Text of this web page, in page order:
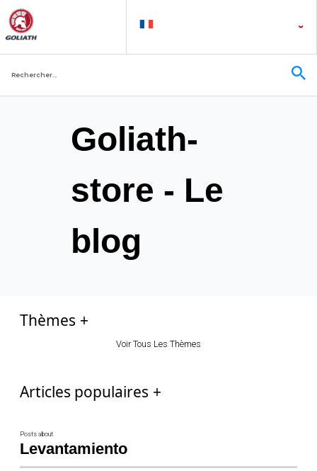
Goliath-
store - Le
blog
Posts about
Levantamiento
Thèmes
Voir Tous Les Thèmes
Articles populaires